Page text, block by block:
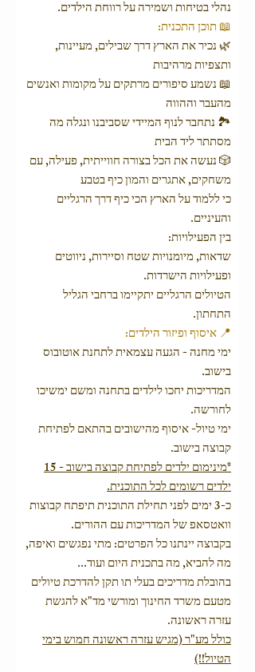
נהלי בטיחות ושמירה על רווחת הילדים.
📖 תוכן התכנית:
🌿 נכיר את הארץ דרך שבילים, מעיינות,
ותצפיות מרהיבות
📖 נשמע סיפורים מרתקים על מקומות ואנשים
מהעבר וההווה
🏞️ נתחבר לנוף המיידי שסביבנו ונגלה מה
מסתתר ליד הבית
🎲 נעשה את הכל בצורה חווייתית, פעילה, עם
משחקים, אתגרים והמון כיף בטבע
כי ללמוד על הארץ הכי כיף דרך הרגליים
והעיניים.
בין הפעילויות:
שדאות, מיומנויות שטח וסיירות, ניווטים
ופעילויות הישרדות.
הטיולים הרגליים יתקיימו ברחבי הגליל
התחתון.
📍 איסוף ופיזור הילדים:
ימי מחנה - הגעה עצמאית לתחנת אוטובוס
בישוב.
המדריכות יחכו לילדים בתחנה ומשם ימשיכו
לחורשה.
ימי טיול- איסוף מהישובים בהתאם לפתיחת
קבוצה בישוב.
*מינימום ילדים לפתיחת קבוצה בישוב - 15
ילדים רשומים לכל התוכנית.
כ-3 ימים לפני תחילת התוכנית תיפתח קבוצות
וואטסאפ של המדריכות עם ההורים.
בקבוצה יינתנו כל הפרטים: מתי נפגשים ואיפה,
מה להביא, מה בתכנית היום ועוד...
בהובלת מדריכים בעלי תו תקן להדרכת טיולים
מטעם משרד החינוך ומורשי מד"א להגשת
עזרה ראשונה.
כולל מע"ר (מגיש עזרה ראשונה חמוש בימי
הטיול!!)